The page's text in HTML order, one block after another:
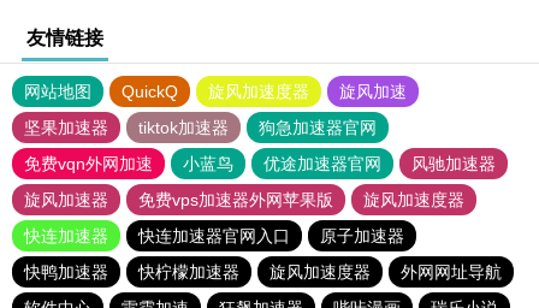
友情链接
网站地图 QuickQ 旋风加速度器
旋风加速
坚果加速器
tiktok加速器
狗急加速器官网
免费vqn外网加速
小蓝鸟 优途加速器官网
风驰加速器
旋风加速器
免费vps加速器外网苹果版
旋风加速度器
快连加速器
快连加速器官网入口
原子加速器
快鸭加速器
快柠檬加速器 旋风加速度器
外网网址导航